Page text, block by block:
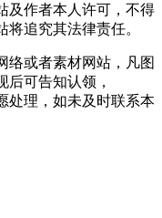
及作者本人许可，不得
追究其法律责任。
络或者素材网站，凡图
可告知认领，
处理，如未及时联系本